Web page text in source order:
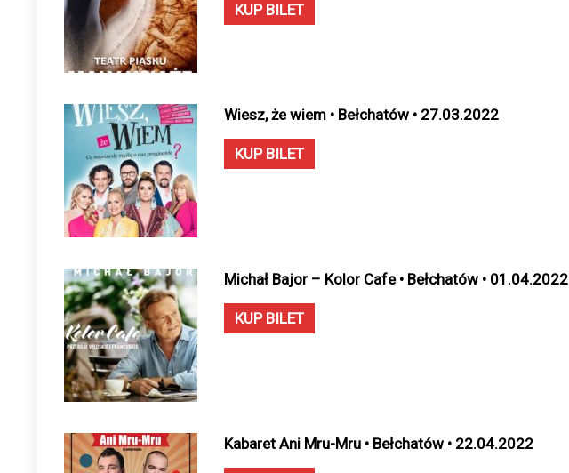
KUP BILET
Wiesz, że wiem • Bełchatów • 27.03.2022
KUP BILET
Michał Bajor – Kolor Cafe • Bełchatów • 01.04.2022
KUP BILET
Kabaret Ani Mru-Mru • Bełchatów • 22.04.2022